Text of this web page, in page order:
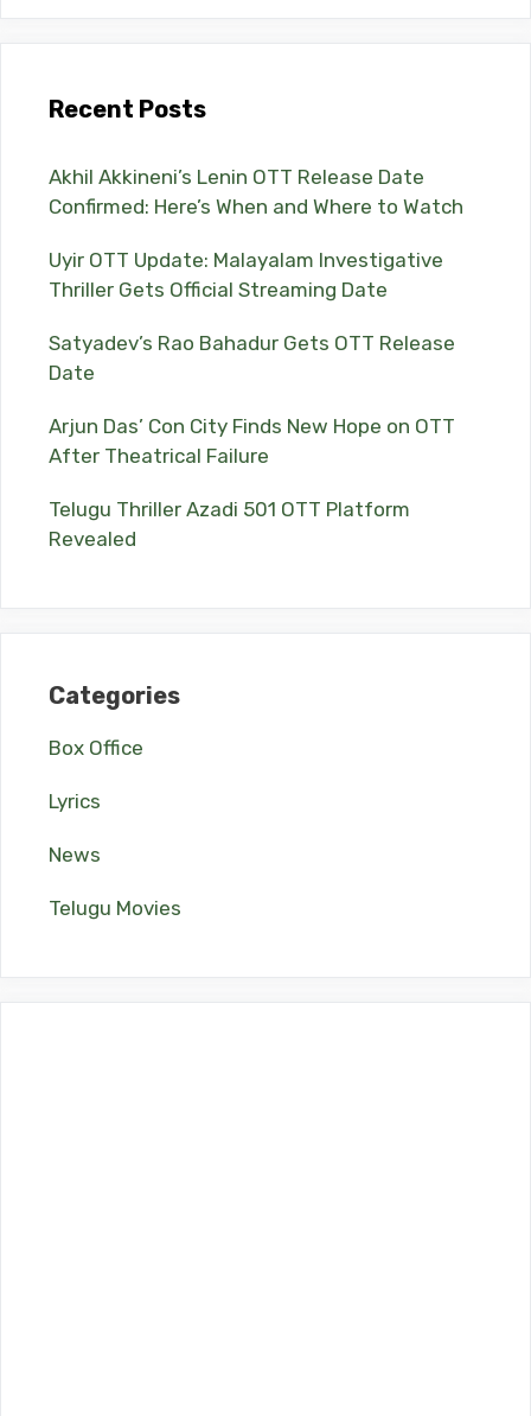
Recent Posts
Akhil Akkineni’s Lenin OTT Release Date
Confirmed: Here’s When and Where to Watch
Uyir OTT Update: Malayalam Investigative
Thriller Gets Official Streaming Date
Satyadev’s Rao Bahadur Gets OTT Release
Date
Arjun Das’ Con City Finds New Hope on OTT
After Theatrical Failure
Telugu Thriller Azadi 501 OTT Platform
Revealed
Categories
Box Office
Lyrics
News
Telugu Movies